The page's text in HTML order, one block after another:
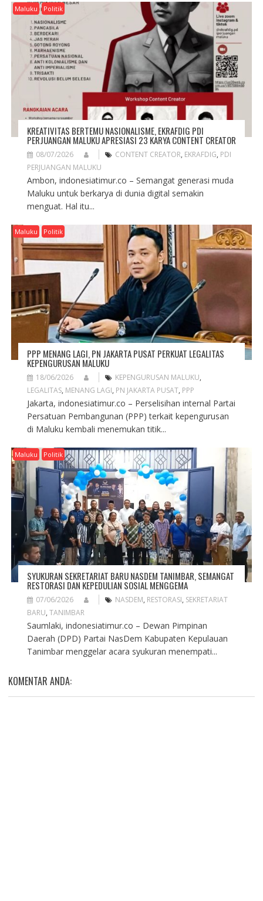
G
A
Maluku Politik
KREATIVITAS BERTEMU NASIONALISME, EKRAFDIG PDI
PERJUANGAN MALUKU APRESIASI 23 KARYA CONTENT CREATOR
08/07/2026 CONTENT CREATOR, EKRAFDIG, PDI
PERJUANGAN MALUKU
Ambon, indonesiatimur.co – Semangat generasi muda
Maluku untuk berkarya di dunia digital semakin
menguat. Hal itu...
Maluku Politik
PPP MENANG LAGI, PN JAKARTA PUSAT PERKUAT LEGALITAS
KEPENGURUSAN MALUKU
18/06/2026 KEPENGURUSAN MALUKU,
LEGALITAS, MENANG LAGI, PN JAKARTA PUSAT, PPP
Jakarta, indonesiatimur.co – Perselisihan internal Partai
Persatuan Pembangunan (PPP) terkait kepengurusan
di Maluku kembali menemukan titik...
Maluku Politik
SYUKURAN SEKRETARIAT BARU NASDEM TANIMBAR, SEMANGAT
RESTORASI DAN KEPEDULIAN SOSIAL MENGGEMA
07/06/2026 NASDEM, RESTORASI, SEKRETARIAT
BARU, TANIMBAR
Saumlaki, indonesiatimur.co – Dewan Pimpinan
Daerah (DPD) Partai NasDem Kabupaten Kepulauan
Tanimbar menggelar acara syukuran menempati...
KOMENTAR ANDA: